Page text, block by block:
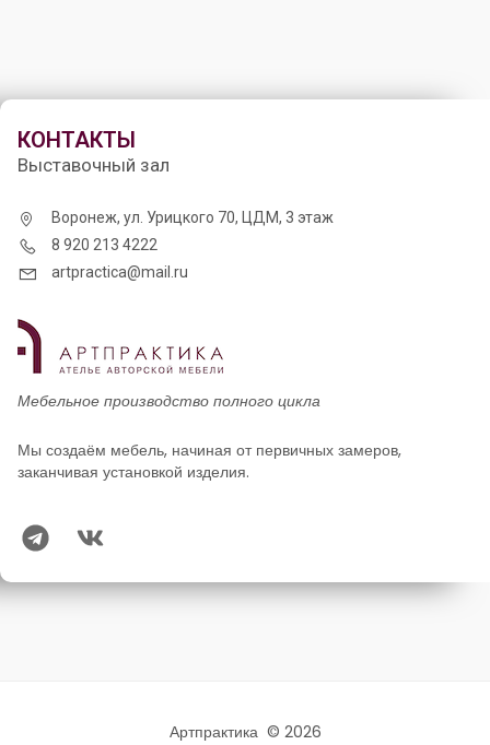
КОНТАКТЫ
Выставочный зал
Воронеж, ул. Урицкого 70, ЦДМ, 3 этаж
8 920 213 4222
artpractica@mail.ru
Мебельное производство полного цикла
Мы создаём мебель, начиная от первичных замеров,
заканчивая установкой изделия.
Артпрактика © 2026